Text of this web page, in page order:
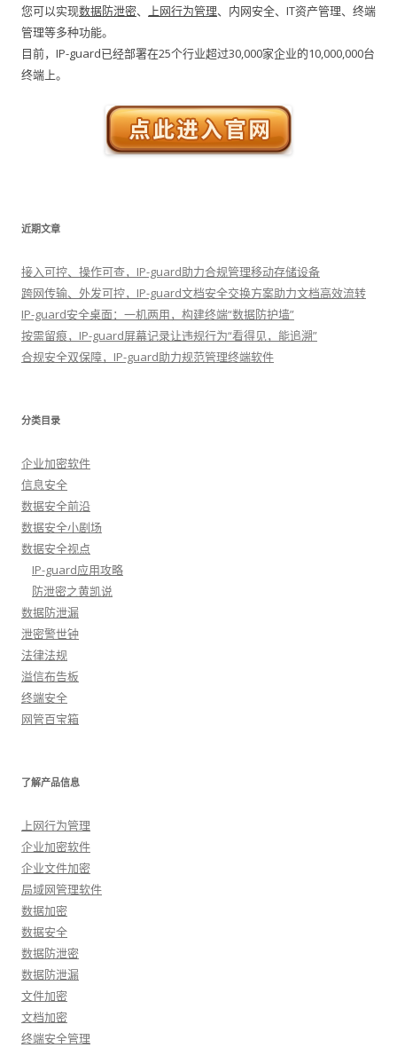
您可以实现数据防泄密、 上网行为管理、内网安全、IT资产管理、终端
管理等多种功能。
目前，IP-guard已经部署在25个行业超过30,000家企业的10,000,000台
终端上。
近期文章
接入可控、操作可查，IP-guard助力合规管理移动存储设备
跨网传输、外发可控，IP-guard文档安全交换方案助力文档高效流转
IP-guard安全桌面：一机两用，构建终端“数据防护墙”
按需留痕，IP-guard屏幕记录让违规行为“看得见，能追溯”
合规安全双保障，IP-guard助力规范管理终端软件
分类目录
企业加密软件
信息安全
数据安全前沿
数据安全小剧场
数据安全视点
IP-guard应用攻略
防泄密之黄凯说
数据防泄漏
泄密警世钟
法律法规
溢信布告板
终端安全
网管百宝箱
了解产品信息
上网行为管理
企业加密软件
企业文件加密
局域网管理软件
数据加密
数据安全
数据防泄密
数据防泄漏
文件加密
文档加密
终端安全管理